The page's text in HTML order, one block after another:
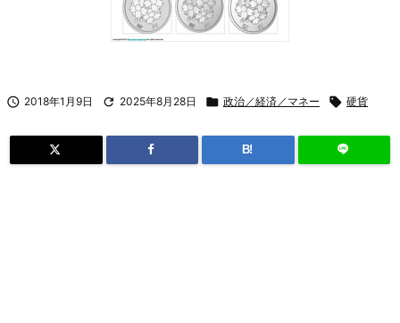
 2018年1月9日  2025年8月28日  政治／経済／マネー  硬貨
B!